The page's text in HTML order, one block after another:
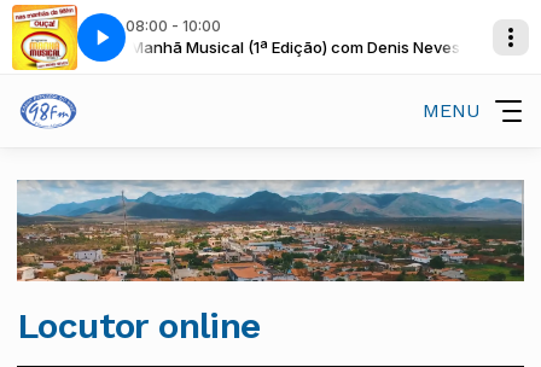
08:00 - 10:00
Neves Manhã Musical (1ª Edição) com Denis Neves
MENU
Locutor online